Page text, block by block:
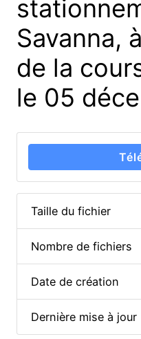
Savanna,
de la
le 05
Taille du fichier
Nombre de fichiers
Date de création
Dernière mise à jour